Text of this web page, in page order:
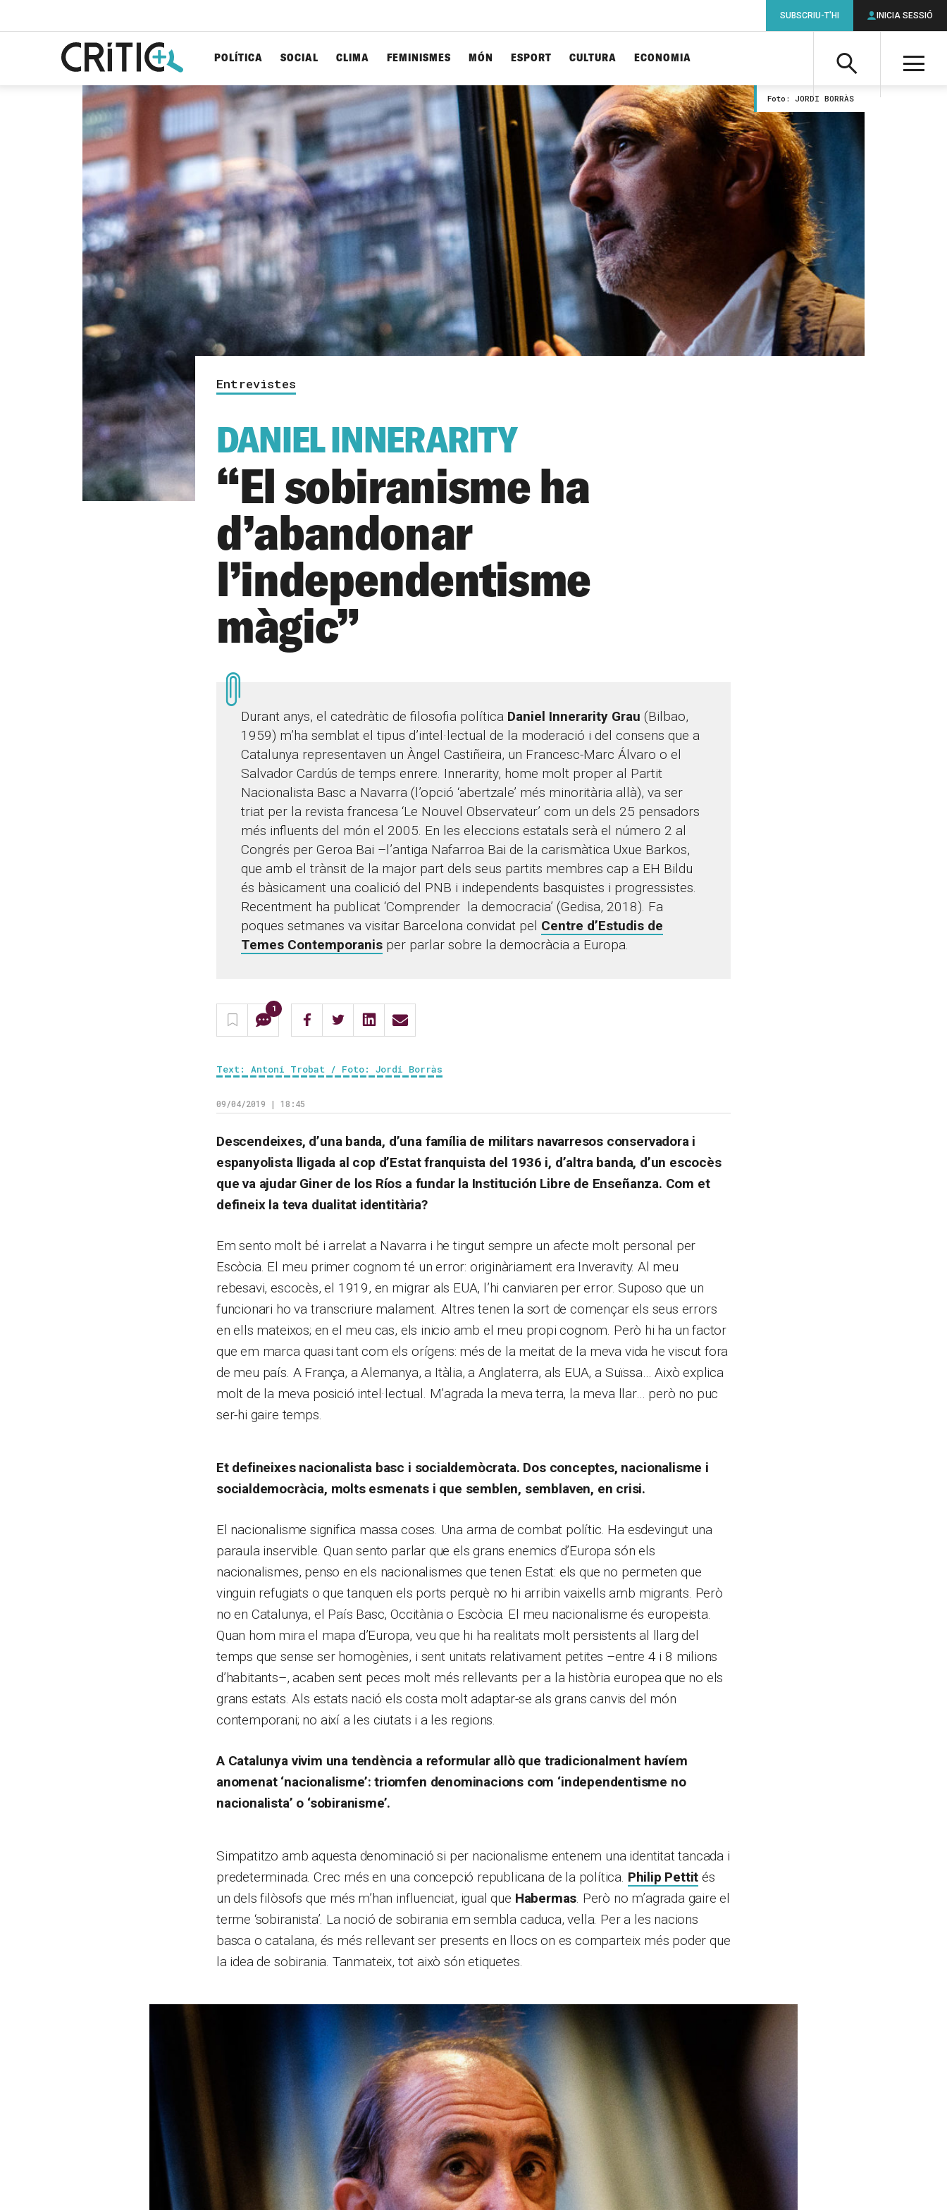
Cerca
Cerca
per...
Cerca
POLÍTICA SOCIAL CLIMA FEMINISMES MÓN ESPORT CULTURA ECONOMIA
SUBSCRIU-T'HI INICIA SESSIÓ
Foto: JORDI BORRÀS
Entrevistes
DANIEL INNERARITY
“El sobiranisme ha
d’abandonar
l’independentisme
màgic”
Durant anys, el catedràtic de filosofia política Daniel Innerarity Grau (Bilbao,
1959) m’ha semblat el tipus d’intel·lectual de la moderació i del consens que a
Catalunya representaven un Àngel Castiñeira, un Francesc-Marc Álvaro o el
Salvador Cardús de temps enrere. Innerarity, home molt proper al Partit
Nacionalista Basc a Navarra (l’opció ‘abertzale’ més minoritària allà), va ser
triat per la revista francesa ‘Le Nouvel Observateur’ com un dels 25 pensadors
més influents del món el 2005. En les eleccions estatals serà el número 2 al
Congrés per Geroa Bai –l’antiga Nafarroa Bai de la carismàtica Uxue Barkos,
que amb el trànsit de la major part dels seus partits membres cap a EH Bildu
és bàsicament una coalició del PNB i independents basquistes i progressistes.
Recentment ha publicat ‘Comprender la democracia’ (Gedisa, 2018). Fa
poques setmanes va visitar Barcelona convidat pel Centre d’Estudis de
Temes Contemporanis per parlar sobre la democràcia a Europa.
1
Text: Antoni Trobat / Foto: Jordi Borràs
09/04/2019 | 18:45
Descendeixes, d’una banda, d’una família de militars navarresos conservadora i
espanyolista lligada al cop d’Estat franquista del 1936 i, d’altra banda, d’un escocès
que va ajudar Giner de los Ríos a fundar la Institución Libre de Enseñanza. Com et
defineix la teva dualitat identitària?
Em sento molt bé i arrelat a Navarra i he tingut sempre un afecte molt personal per
Escòcia. El meu primer cognom té un error: originàriament era Inveravity. Al meu
rebesavi, escocès, el 1919, en migrar als EUA, l’hi canviaren per error. Suposo que un
funcionari ho va transcriure malament. Altres tenen la sort de començar els seus errors
en ells mateixos; en el meu cas, els inicio amb el meu propi cognom. Però hi ha un factor
que em marca quasi tant com els orígens: més de la meitat de la meva vida he viscut fora
de meu país. A França, a Alemanya, a Itàlia, a Anglaterra, als EUA, a Suïssa… Això explica
molt de la meva posició intel·lectual. M’agrada la meva terra, la meva llar… però no puc
ser-hi gaire temps.
Et defineixes nacionalista basc i socialdemòcrata. Dos conceptes, nacionalisme i
socialdemocràcia, molts esmenats i que semblen, semblaven, en crisi.
El nacionalisme significa massa coses. Una arma de combat polític. Ha esdevingut una
paraula inservible. Quan sento parlar que els grans enemics d’Europa són els
nacionalismes, penso en els nacionalismes que tenen Estat: els que no permeten que
vinguin refugiats o que tanquen els ports perquè no hi arribin vaixells amb migrants. Però
no en Catalunya, el País Basc, Occitània o Escòcia. El meu nacionalisme és europeista.
Quan hom mira el mapa d’Europa, veu que hi ha realitats molt persistents al llarg del
temps que sense ser homogènies, i sent unitats relativament petites –entre 4 i 8 milions
d’habitants–, acaben sent peces molt més rellevants per a la història europea que no els
grans estats. Als estats nació els costa molt adaptar-se als grans canvis del món
contemporani; no així a les ciutats i a les regions.
A Catalunya vivim una tendència a reformular allò que tradicionalment havíem
anomenat ‘nacionalisme’: triomfen denominacions com ‘independentisme no
nacionalista’ o ‘sobiranisme’.
Simpatitzo amb aquesta denominació si per nacionalisme entenem una identitat tancada i
predeterminada. Crec més en una concepció republicana de la política. Philip Pettit és
un dels filòsofs que més m’han influenciat, igual que Habermas. Però no m’agrada gaire el
terme ‘sobiranista’. La noció de sobirania em sembla caduca, vella. Per a les nacions
basca o catalana, és més rellevant ser presents en llocs on es comparteix més poder que
la idea de sobirania. Tanmateix, tot això són etiquetes.